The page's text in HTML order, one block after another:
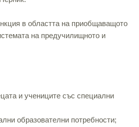
в областта на приобщаващото
на предучилищното и
и учениците със специални
образователни потребности;